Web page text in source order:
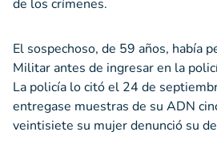
de los crímenes.
El sospechoso, de 59 años, había
Militar antes de ingresar en la
La policía lo citó el 24 de
entregase muestras de su ADN
veintisiete su mujer denunció su